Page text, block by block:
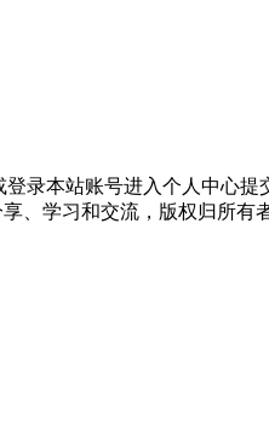
录本站账号进入个人中心提
、学习和交流，版权归所